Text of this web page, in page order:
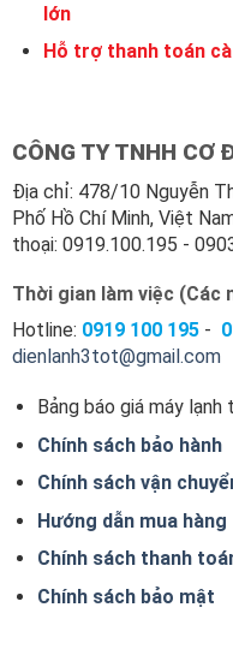
lớn
Hỗ trợ thanh toán
CÔNG TY TNHH CƠ
Địa chỉ: 478/10 Nguyễn
Phố Hồ Chí Minh, Việt
thoại: 0919.100.195 -
Thời gian làm việc
Hotline: 0919 100 195 -
dienlanh3tot@gmail.com
Bảng báo giá máy
Chính sách bảo hành
Chính sách vận
Hướng dẫn mua hàng
Chính sách thanh
Chính sách bảo mật